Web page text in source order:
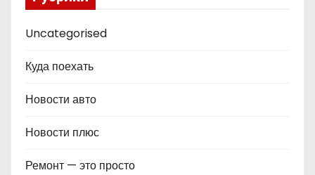
Uncategorised
Куда поехать
Новости авто
Новости плюс
Ремонт — это просто